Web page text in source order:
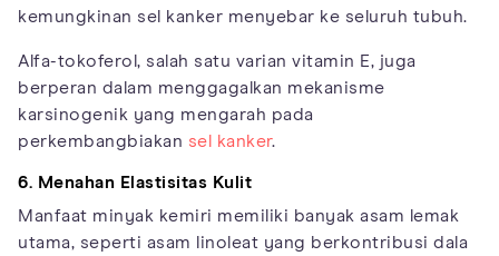
kemungkinan sel kanker menyebar ke seluruh tubuh.
Alfa-tokoferol, salah satu varian vitamin E, juga
berperan dalam menggagalkan mekanisme
karsinogenik yang mengarah pada
perkembangbiakan sel kanker.
6. Menahan Elastisitas Kulit
Manfaat minyak kemiri memiliki banyak asam lemak
utama, seperti asam linoleat yang berkontribusi dala